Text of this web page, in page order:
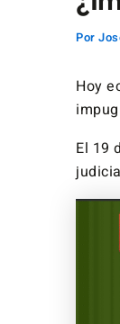
Por
Hoy
El 19